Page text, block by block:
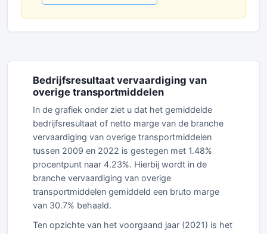
Bedrijfsresultaat vervaardiging van
overige transportmiddelen
In de grafiek onder ziet u dat het gemiddelde
bedrijfsresultaat of netto marge van de branche
vervaardiging van overige transportmiddelen
tussen 2009 en 2022 is gestegen met 1.48%
procentpunt naar 4.23%. Hierbij wordt in de
branche vervaardiging van overige
transportmiddelen gemiddeld een bruto marge
van 30.7% behaald.
Ten opzichte van het voorgaand jaar (2021) is het